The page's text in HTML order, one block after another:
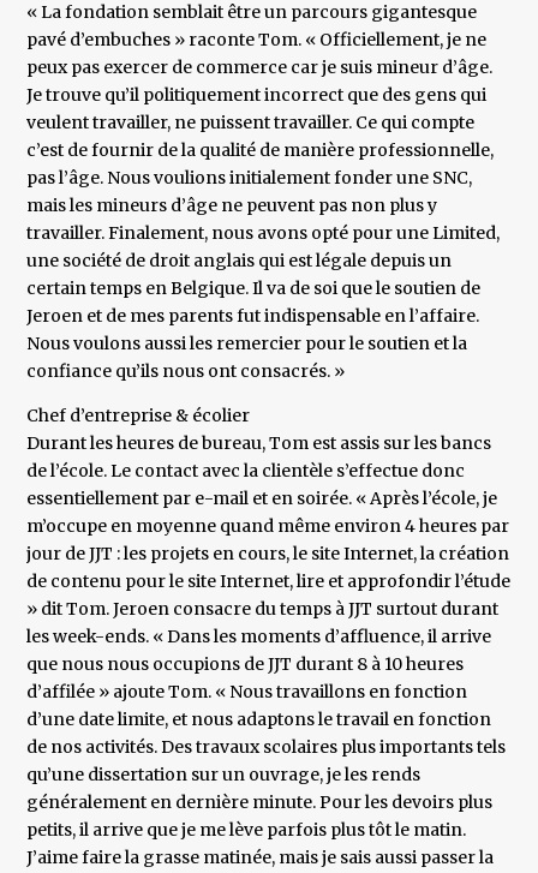
« La fondation semblait être un parcours gigantesque
pavé d’embuches » raconte Tom. « Officiellement, je ne
peux pas exercer de commerce car je suis mineur d’âge.
Je trouve qu’il politiquement incorrect que des gens qui
veulent travailler, ne puissent travailler. Ce qui compte
c’est de fournir de la qualité de manière professionnelle,
pas l’âge. Nous voulions initialement fonder une SNC,
mais les mineurs d’âge ne peuvent pas non plus y
travailler. Finalement, nous avons opté pour une Limited,
une société de droit anglais qui est légale depuis un
certain temps en Belgique. Il va de soi que le soutien de
Jeroen et de mes parents fut indispensable en l’affaire.
Nous voulons aussi les remercier pour le soutien et la
confiance qu’ils nous ont consacrés. »
Chef d’entreprise & écolier
Durant les heures de bureau, Tom est assis sur les bancs
de l’école. Le contact avec la clientèle s’effectue donc
essentiellement par e-mail et en soirée. « Après l’école, je
m’occupe en moyenne quand même environ 4 heures par
jour de JJT : les projets en cours, le site Internet, la création
de contenu pour le site Internet, lire et approfondir l’étude
» dit Tom. Jeroen consacre du temps à JJT surtout durant
les week-ends. « Dans les moments d’affluence, il arrive
que nous nous occupions de JJT durant 8 à 10 heures
d’affilée » ajoute Tom. « Nous travaillons en fonction
d’une date limite, et nous adaptons le travail en fonction
de nos activités. Des travaux scolaires plus importants tels
qu’une dissertation sur un ouvrage, je les rends
généralement en dernière minute. Pour les devoirs plus
petits, il arrive que je me lève parfois plus tôt le matin.
J’aime faire la grasse matinée, mais je sais aussi passer la